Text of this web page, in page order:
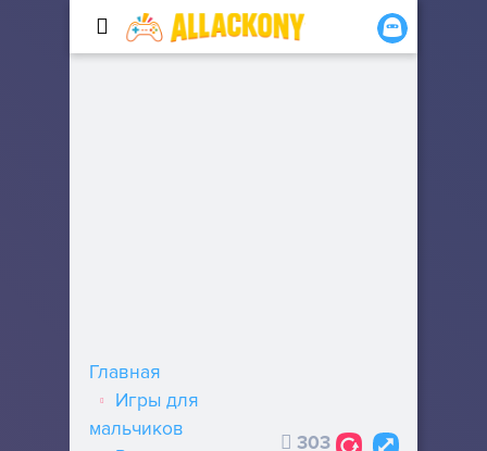
Главная
Игры для
мальчиков
303